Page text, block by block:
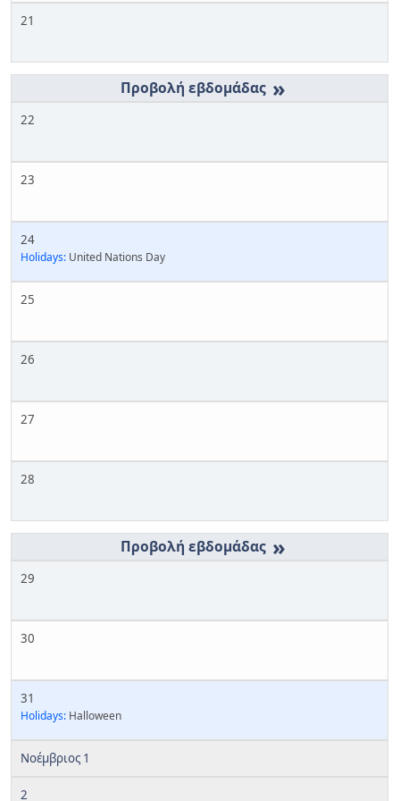
21
»
22
23
24
Holidays: United Nations Day
25
26
27
28
»
29
30
31
Holidays: Halloween
Νοέμβριος 1
2